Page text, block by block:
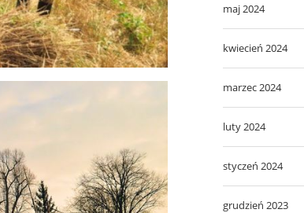
maj 2024
kwiecień 2024
marzec 2024
luty 2024
styczeń 2024
grudzień 2023